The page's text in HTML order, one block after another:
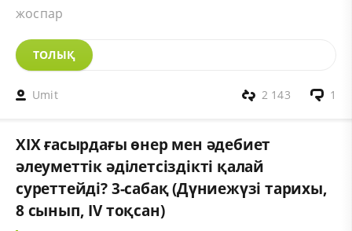
жоспар
ТОЛЫҚ
Umit 1
2 143
XІX ғасырдағы өнер мен әдебиет
әлеуметтік әділетсіздікті қалай
суреттейді? 3-сабақ (Дүниежүзі тарихы,
8 сынып, IV тоқсан)